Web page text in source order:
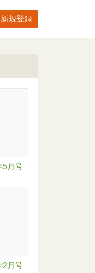
新規登録
5月号
2月号